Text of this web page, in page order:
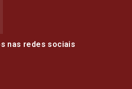
nas redes sociais